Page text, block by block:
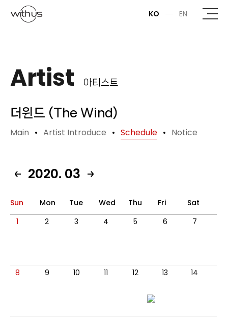
본문바로가기
KO EN
Artist 아티스트
더윈드 (The Wind)
Main Artist Introduce Schedule Notice
2020. 03
Sun Mon Tue Wed Thu Fri
Sat
1
2 3 4 5 6 7
8 9 10 11 12 13 14